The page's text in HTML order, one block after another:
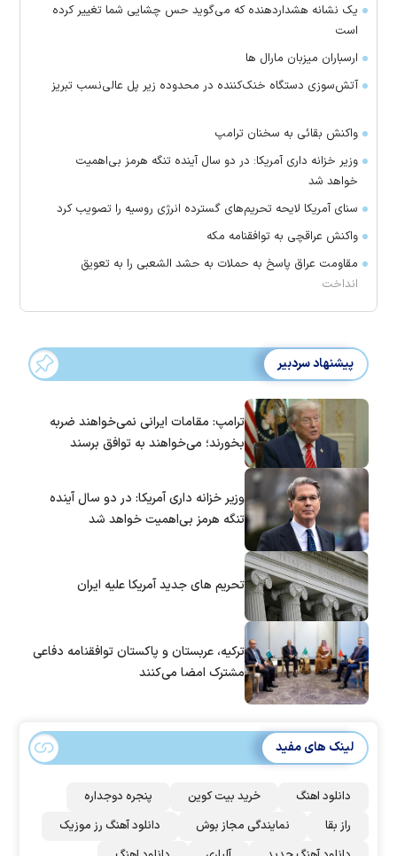
یک نشانه هشداردهنده که می‌گوید حس چشایی شما تغییر کرده
است
ارسباران میزبان مارال ها
آتش‌سوزی دستگاه خنک‌کننده در محدوده زیر پل عالی‌نسب تبریز
واکنش بقائی به سخنان ترامپ
وزیر خزانه داری آمریکا: در دو سال آینده تنگه هرمز بی‌اهمیت
خواهد شد
سنای آمریکا لایحه تحریم‌های گسترده انرژی روسیه را تصویب کرد
واکنش عراقچی به توافقنامه مکه
مقاومت عراق پاسخ به حملات به حشد الشعبی را به تعویق
انداخت
پیشنهاد سردبیر
ترامپ: مقامات ایرانی نمی‌خواهند ضربه
بخورند؛ می‌خواهند به توافق برسند
وزیر خزانه داری آمریکا: در دو سال آینده
تنگه هرمز بی‌اهمیت خواهد شد
تحریم های جدید آمریکا علیه ایران
ترکیه، عربستان و پاکستان توافقنامه دفاعی
مشترک امضا می‌کنند
لینک های مفید
دانلود اهنگ خرید بیت کوین
پنجره دوجداره
راز بقا
نمایندگی مجاز بوش
دانلود آهنگ رز‌ موزیک